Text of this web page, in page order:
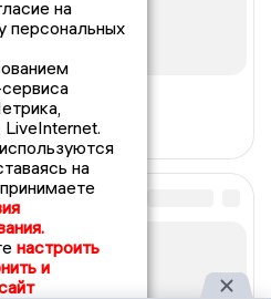
на
персональных
LiveInternet.
на
настроить
и